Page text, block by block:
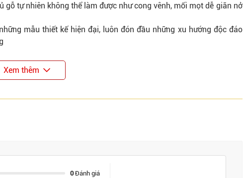
tự nhiên không thể làm được như cong vênh, mối mọt dễ giãn nở
mẫu thiết kế hiện đại, luôn đón đầu những xu hướng độc đáo
Xem thêm
0Đánh giá